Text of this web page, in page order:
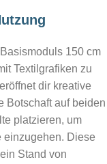
150 cm
Textilgrafiken zu
dir kreative
Botschaft auf beiden
platzieren, um
einzugehen. Diese
Stand von